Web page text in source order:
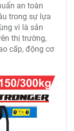
an toàn
trong sự lựa
vì là sản
thị trường,
cấp, động cơ